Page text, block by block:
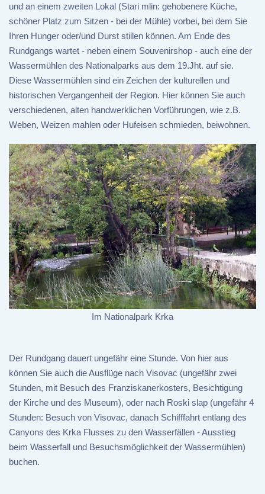
und an einem zweiten Lokal (Stari mlin: gehobenere Küche,
schöner Platz zum Sitzen - bei der Mühle) vorbei, bei dem Sie
Ihren Hunger oder/und Durst stillen können. Am Ende des
Rundgangs wartet - neben einem Souvenirshop - auch eine der
Wassermühlen des Nationalparks aus dem 19.Jht. auf sie.
Diese Wassermühlen sind ein Zeichen der kulturellen und
historischen Vergangenheit der Region. Hier können Sie auch
verschiedenen, alten handwerklichen Vorführungen, wie z.B.
Weben, Weizen mahlen oder Hufeisen schmieden, beiwohnen.
Im Nationalpark Krka
Der Rundgang dauert ungefähr eine Stunde. Von hier aus
können Sie auch die Ausflüge nach Visovac (ungefähr zwei
Stunden, mit Besuch des Franziskanerkosters, Besichtigung
der Kirche und des Museum), oder nach Roski slap (ungefähr 4
Stunden: Besuch von Visovac, danach Schifffahrt entlang des
Canyons des Krka Flusses zu den Wasserfällen - Ausstieg
beim Wasserfall und Besuchsmöglichkeit der Wassermühlen)
buchen.